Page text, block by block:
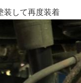
装して再度装着